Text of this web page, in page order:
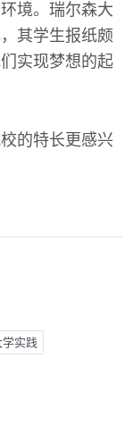
境。瑞尔森大
其学生报纸颇
实现梦想的起
的特长更感兴
实践